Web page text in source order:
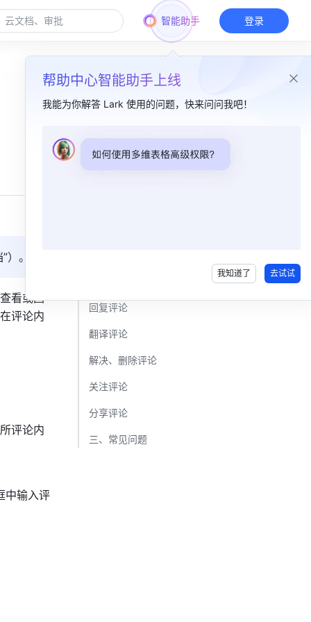
智能助手
帮助中心智能助手上线
我能为你解答 Lark 使用的问题，快来问问我吧！
我知道了 去试试
登录
。
看或回
评论内
评论内
中输入评
本篇目录
回复评论​
翻译评论​
解决、删除评论​
关注评论​
分享评论​
三、常见问题​